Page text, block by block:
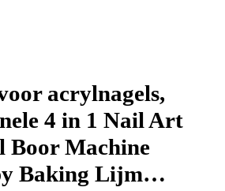
acrylnagels,
4 in 1 Nail Art
Boor Machine
Baking Lijm…